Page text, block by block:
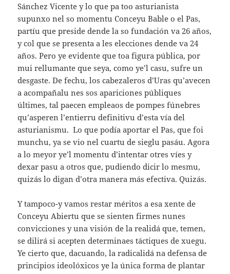
Sánchez Vicente y lo que pa too asturianista
supunxo nel so momentu Conceyu Bable o el Pas,
partíu que preside dende la so fundación va 26 años,
y col que se presenta a les elecciones dende va 24
años. Pero ye evidente que toa figura pública, por
mui rellumante que seya, como ye’l casu, sufre un
desgaste. De fechu, los cabezaleros d’Uras qu’avecen
a acompañalu nes sos apariciones públiques
últimes, tal paecen empleaos de pompes fúnebres
qu’asperen l’entierru definitivu d’esta vía del
asturianismu. Lo que podía aportar el Pas, que foi
munchu, ya se vio nel cuartu de sieglu pasáu. Agora
a lo meyor ye’l momentu d’intentar otres víes y
dexar pasu a otros que, pudiendo dicir lo mesmu,
quizás lo digan d’otra manera más efectiva. Quizás.
Y tampoco-y vamos restar méritos a esa xente de
Conceyu Abiertu que se sienten firmes nunes
convicciones y una visión de la realidá que, temen,
se dilirá si acepten determinaes táctiques de xuegu.
Ye cierto que, dacuando, la radicalidá na defensa de
principios ideolóxicos ye la única forma de plantar